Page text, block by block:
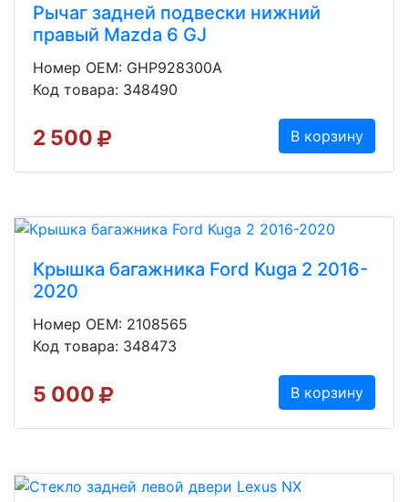
Рычаг задней подвески нижний
правый Mazda 6 GJ
Номер OEM: GHP928300A
Код товара: 348490
2 500 В корзину
Крышка багажника Ford Kuga 2 2016-
2020
Номер OEM: 2108565
Код товара: 348473
5 000 В корзину